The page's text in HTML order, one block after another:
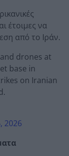
έτοιμες να
από το Ιράν.
drones at
base in
on Iranian
2026